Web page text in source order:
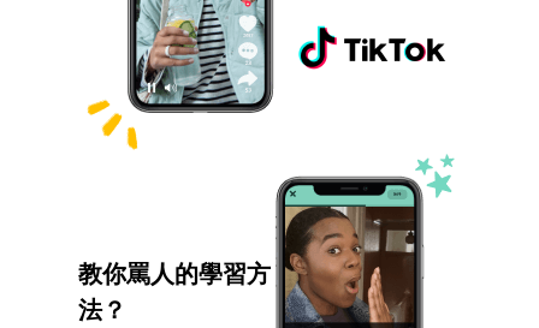
教你罵人的學習方
法？